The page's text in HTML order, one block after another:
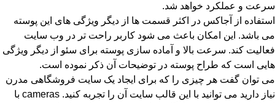
سرعت و عملکرد خواهد شد.
استفاده از آجاکس در اکثر قسمت ها از دیگر ویژگی های این پوسته
می باشد. این امکان باعث می شود کاربر راحت تر در وب سایت
فعالیت کند. سرعت بالا و آماده سازی پوسته برای سئو از دیگر ویژگی
هایی است که طراح پوسته در توضیحات آن ذکر نموده است.
می توان گفت هر چیزی را که برای ایجاد یک سایت فروشگاهی مدرن
نیاز دارید می توانید با این قالب سایت آن را تجربه کنید. cameras با